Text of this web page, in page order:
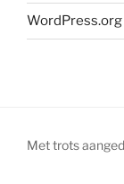
WordPress.org
Met trots